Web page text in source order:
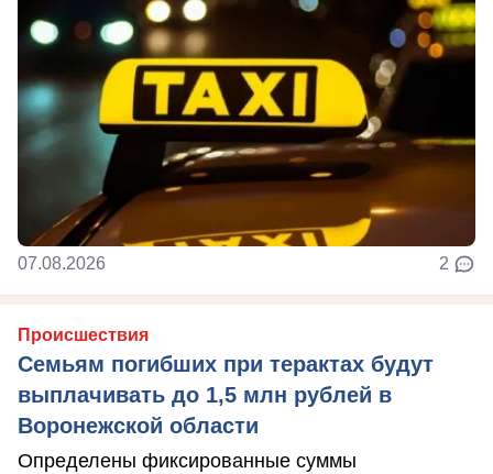
07.08.2026 2
Происшествия
Семьям погибших при терактах будут
выплачивать до 1,5 млн рублей в
Воронежской области
Определены фиксированные суммы